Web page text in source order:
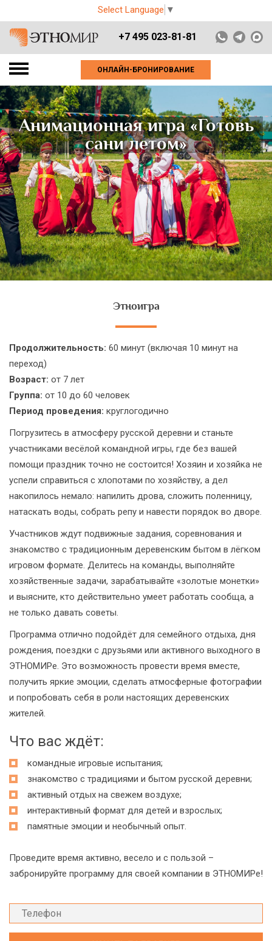
Select Language ▼
+7 495 023-81-81
ОНЛАЙН-БРОНИРОВАНИЕ
Анимационная игра «Готовь
сани летом»
Этноигра
Продолжительность: 60 минут (включая 10 минут на
переход)
Возраст: от 7 лет
Группа: от 10 до 60 человек
Период проведения: круглогодично
Погрузитесь в атмосферу русской деревни и станьте
участниками весёлой командной игры, где без вашей
помощи праздник точно не состоится! Хозяин и хозяйка не
успели справиться с хлопотами по хозяйству, а дел
накопилось немало: напилить дрова, сложить поленницу,
натаскать воды, собрать репу и навести порядок во дворе.
Участников ждут подвижные задания, соревнования и
знакомство с традиционным деревенским бытом в лёгком
игровом формате. Делитесь на команды, выполняйте
хозяйственные задачи, зарабатывайте «золотые монетки»
и выясните, кто действительно умеет работать сообща, а
не только давать советы.
Программа отлично подойдёт для семейного отдыха, дня
рождения, поездки с друзьями или активного выходного в
ЭТНОМИРе. Это возможность провести время вместе,
получить яркие эмоции, сделать атмосферные фотографии
и попробовать себя в роли настоящих деревенских
жителей.
Что вас ждёт:
командные игровые испытания;
знакомство с традициями и бытом русской деревни;
активный отдых на свежем воздухе;
интерактивный формат для детей и взрослых;
памятные эмоции и необычный опыт.
Проведите время активно, весело и с пользой –
забронируйте программу для своей компании в ЭТНОМИРе!